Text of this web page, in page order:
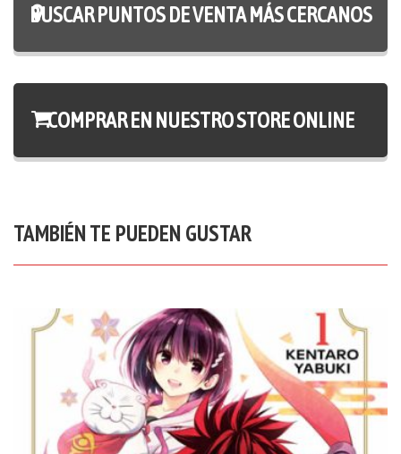
BUSCAR PUNTOS DE VENTA MÁS CERCANOS
COMPRAR EN NUESTRO STORE ONLINE
TAMBIÉN TE PUEDEN GUSTAR